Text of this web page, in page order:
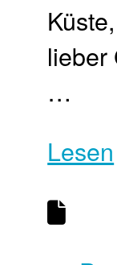
lieber
…
Lesen